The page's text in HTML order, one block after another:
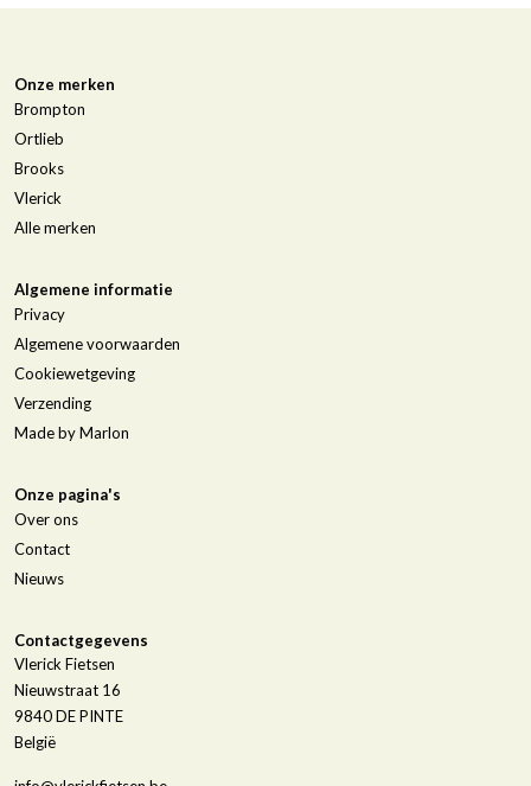
Onze merken
Brompton
Ortlieb
Brooks
Vlerick
Alle merken
Algemene informatie
Privacy
Algemene voorwaarden
Cookiewetgeving
Verzending
Made by Marlon
Onze pagina's
Over ons
Contact
Nieuws
Contactgegevens
Vlerick Fietsen
Nieuwstraat 16
9840DE PINTE
België